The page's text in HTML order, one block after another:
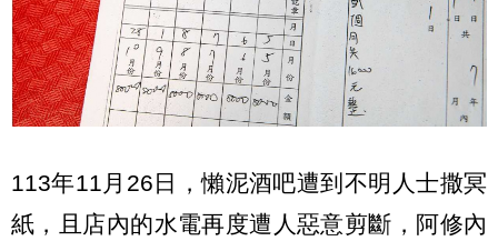
113年11月26日，懶泥酒吧遭到不明人士撒冥
紙，且店內的水電再度遭人惡意剪斷，阿修內